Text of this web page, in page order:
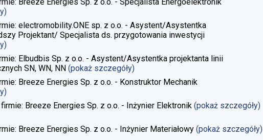
electromobility.ONE sp. z o.o. - Asystent/Asystentka
Projektant/ Specjalista ds. przygotowania inwestycji
Elbudbis Sp. z o.o. - Asystent/Asystentka projektanta linii
SN, WN, NN (pokaż szczegóły)
Breeze Energies Sp. z o.o. - Konstruktor Mechanik
Breeze Energies Sp. z o.o. - Inżynier Elektronik (pokaż szczegóły)
Breeze Energies Sp. z o.o. - Inżynier Materiałowy (pokaż szczegóły)